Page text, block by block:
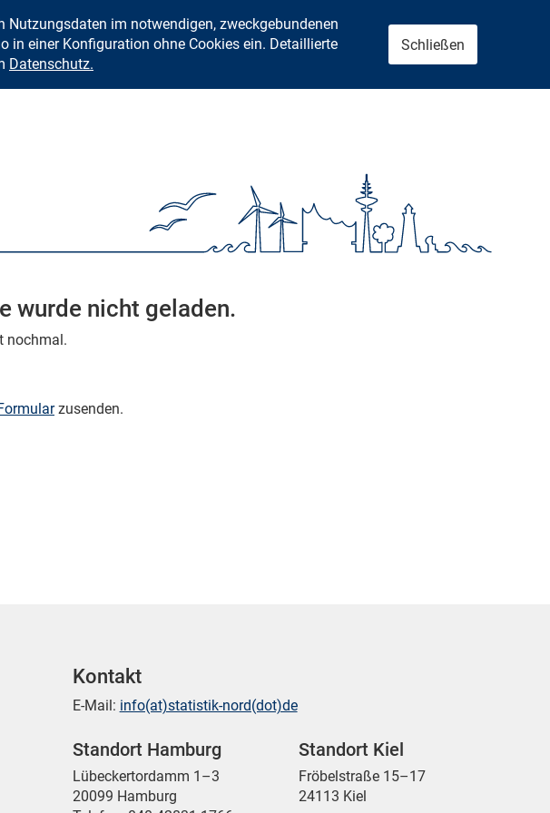
springen
im notwendigen, zweckgebundenen
in einer Konfiguration ohne Cookies ein. Detaillierte
Datenschutz.
Schließen
wurde nicht geladen.
nochmal.
zusenden.
Kontakt
E-Mail: info(at)statistik-nord(dot)de
Standort Hamburg
Lübeckertordamm 1–3
20099 Hamburg
Standort Kiel
Fröbelstraße 15–17
24113 Kiel